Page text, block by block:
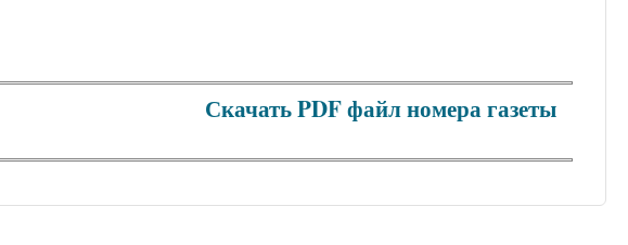
Скачать PDF файл номера газеты